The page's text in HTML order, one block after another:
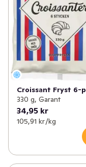
Croissant Fryst 6-p
330 g, Garant
34,95 kr
105,91 kr /kg